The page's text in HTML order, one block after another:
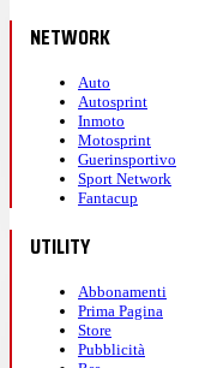
NETWORK
Auto
Autosprint
Inmoto
Motosprint
Guerinsportivo
Sport Network
Fantacup
UTILITY
Abbonamenti
Prima Pagina
Store
Pubblicità